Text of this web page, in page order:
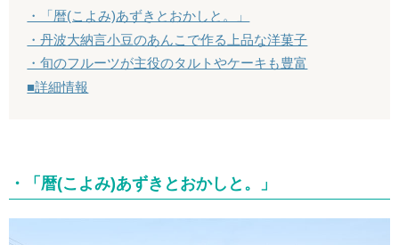
・「暦(こよみ)あずきとおかしと。」
・丹波大納言小豆のあんこで作る上品な洋菓子
・旬のフルーツが主役のタルトやケーキも豊富
■詳細情報
・「暦(こよみ)あずきとおかしと。」